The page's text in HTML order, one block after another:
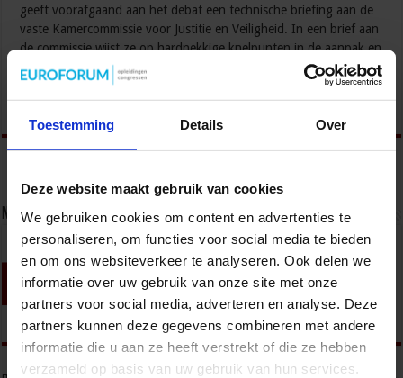
Toestemming Details Over
Deze website maakt gebruik van cookies
We gebruiken cookies om content en advertenties te
personaliseren, om functies voor social media te bieden
en om ons websiteverkeer te analyseren. Ook delen we
informatie over uw gebruik van onze site met onze
partners voor social media, adverteren en analyse. Deze
partners kunnen deze gegevens combineren met andere
informatie die u aan ze heeft verstrekt of die ze hebben
verzameld op basis van uw gebruik van hun services.
geeft voorafgaand aan het debat een technische briefing aan de
vaste Kamercommissie voor Justitie en Veiligheid. In een brief aan
de commissie wijst ze op hardnekkige knelpunten in de aanpak en
roept op tot gedurfde keuzes. “Ondanks de inzet …
Lees verder »
Nieuwsbrief